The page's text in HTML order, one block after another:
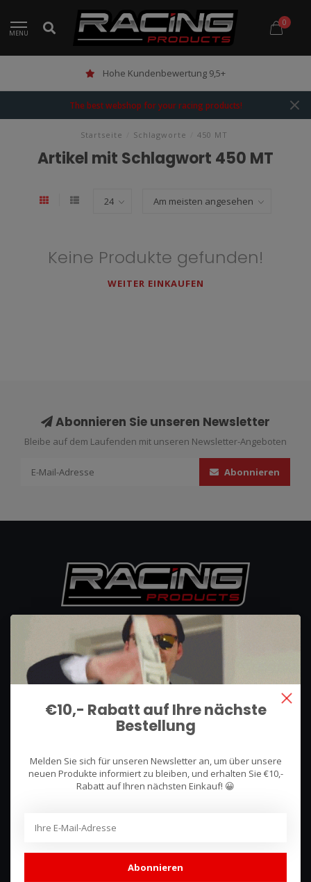
MENU
0
Hohe Kundenbewertung 9,5+
The best webshop for your racing products!
Startseite Schlagworte 450 MT
Artikel mit Schlagwort 450 MT
Keine Produkte gefunden!
WEITER EINKAUFEN
Abonnieren Sie unseren Newsletter
Bleibe auf dem Laufenden mit unseren Newsletter-Angeboten
Abonnieren
We use what we sell, that's the difference!
Hullerpad 13Q
6741 PA
Lunteren, Nederland
085 744 4602
shop@racing-products.com
Bewertungen
€10,- Rabatt auf Ihre nächste
Bestellung
Melden Sie sich für unseren Newsletter an, um über unsere
neuen Produkte informiert zu bleiben, und erhalten Sie €10,-
Rabatt auf Ihren nächsten Einkauf! 😀
Abonnieren